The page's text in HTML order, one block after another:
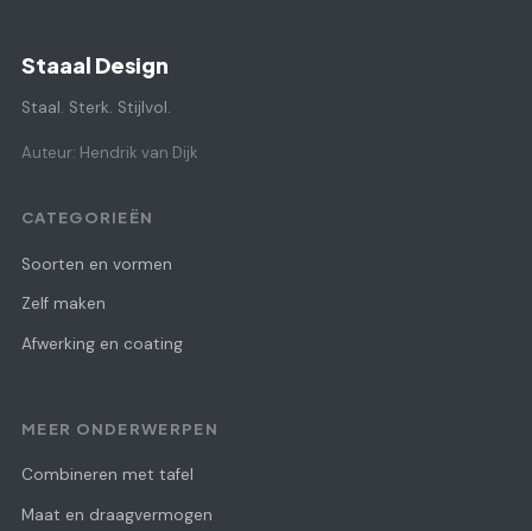
Staaal Design
Staal. Sterk. Stijlvol.
Auteur: Hendrik van Dijk
CATEGORIEËN
Soorten en vormen
Zelf maken
Afwerking en coating
MEER ONDERWERPEN
Combineren met tafel
Maat en draagvermogen